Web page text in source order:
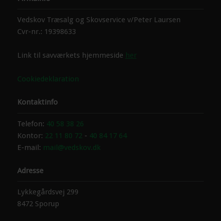
Vedskov Træsalg og Skovservice v/Peter Laursen
Cvr-nr.: 19398633
Link til savværkets hjemmeside her
Cookiedeklaration
Kontaktinfo
​Telefon: 4​0 58 38 26
Kontor: 22 11 80 72- 40 84 17 64
E-mail: mail@vedskov.dk
Adresse
Lykkegårdsvej 299
8472 Sporup